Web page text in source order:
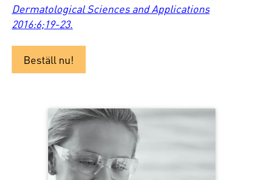
Dermatological Sciences and Applications
2016:6;19-23.
Beställ nu!